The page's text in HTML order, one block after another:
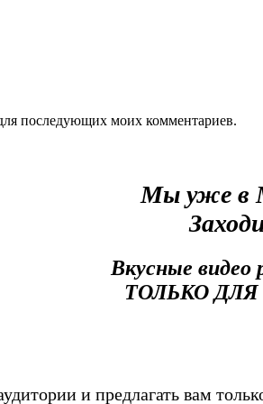
последующих моих комментариев.
Мы уже в
Вкусные видео
ТОЛЬКО
и предлагать вам